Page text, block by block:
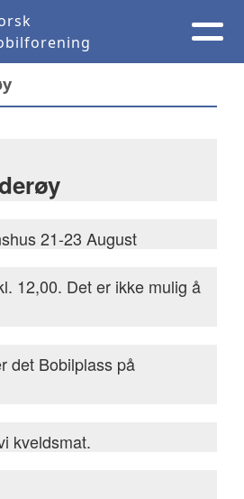
21-23 August
12,00. Det er ikke mulig å
det Bobilplass på
kveldsmat.